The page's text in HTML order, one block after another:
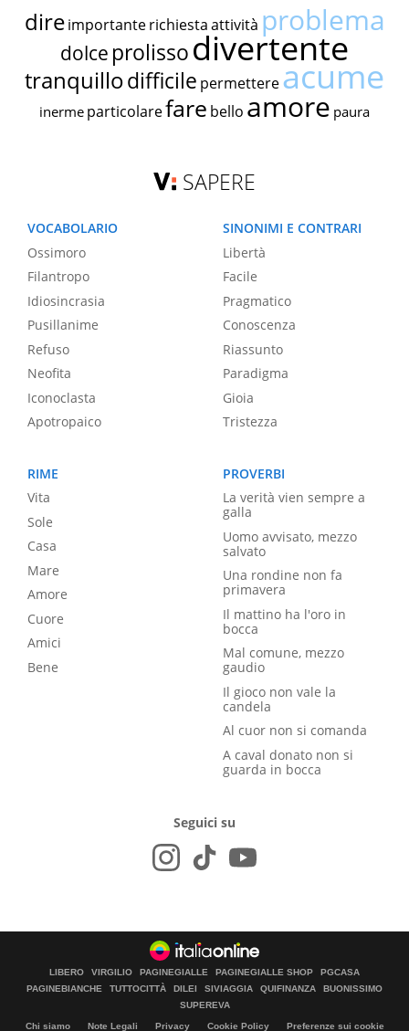
dire importante richiestaattività problema
dolce prolissodivertente
tranquillodifficile permettereacume
inerme particolarefare bello amore paura
SAPERE
VOCABOLARIO
Ossimoro
Filantropo
Idiosincrasia
Pusillanime
Refuso
Neofita
Iconoclasta
Apotropaico
SINONIMI E CONTRARI
Libertà
Facile
Pragmatico
Conoscenza
Riassunto
Paradigma
Gioia
Tristezza
RIME
Vita
Sole
Casa
Mare
Amore
Cuore
Amici
Bene
PROVERBI
La verità vien sempre a
galla
Uomo avvisato, mezzo
salvato
Una rondine non fa
primavera
Il mattino ha l'oro in
bocca
Mal comune, mezzo
gaudio
Il gioco non vale la
candela
Al cuor non si comanda
A caval donato non si
guarda in bocca
Seguici su
LIBERO VIRGILIO PAGINEGIALLE PAGINEGIALLE SHOP
PGCASA
PAGINEBIANCHE
TUTTOCITTÀ DILEI SIVIAGGIA QUIFINANZA
BUONISSIMO
SUPEREVA
Chi siamo Note Legali Privacy Cookie Policy Preferenze sui cookie